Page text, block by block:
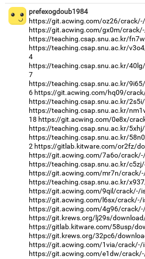
prefexogdoub1984
https://git.acwing.com/oz26/
https://git.acwing.com/gx0m/
https://teaching.csap.snu.ac.kr/
https://teaching.csap.snu.ac.kr/
4
https://teaching.csap.snu.ac.kr/
7
https://teaching.csap.snu.ac.kr/
6 https://git.acwing.com/hq09/
https://teaching.csap.snu.ac.kr/
https://teaching.csap.snu.ac.kr/
18 https://git.acwing.com/0e8x/
https://teaching.csap.snu.ac.kr/
https://teaching.csap.snu.ac.kr/
2 https://gitlab.kitware.com/or2fz/
https://git.acwing.com/7a6o/
https://teaching.csap.snu.ac.kr/
https://git.acwing.com/mr7n/
https://teaching.csap.snu.ac.kr/
https://git.acwing.com/9qil/crack/-/
https://git.acwing.com/l6sx/crack/-/
https://git.acwing.com/4g96/
https://git.krews.org/lj29s/
https://gitlab.kitware.com/58usp/
https://git.krews.org/32pc6/
https://git.acwing.com/1via/crack/-/
https://git.acwing.com/e1dw/